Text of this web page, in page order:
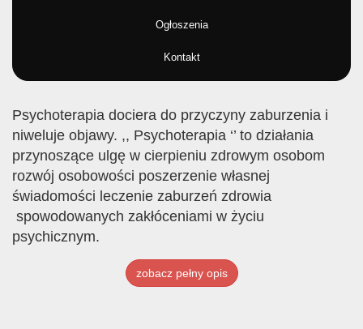
Ogłoszenia
Kontakt
Psychoterapia dociera do przyczyny zaburzenia i
niweluje objawy. ,, Psychoterapia ‘’ to działania
przynoszące ulgę w cierpieniu zdrowym osobom
rozwój osobowości poszerzenie własnej
świadomości leczenie zaburzeń zdrowia
spowodowanych zakłóceniami w życiu
psychicznym.
zobacz pełny opis